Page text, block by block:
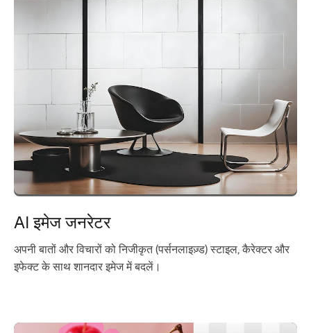
AI इमेज जनरेटर
अपनी बातों और विचारों को निजीकृत (पर्सनलाइज़्‍ड) स्टाइल, कैरेक्टर और
इफेक्ट के साथ शानदार इमेज में बदलें।